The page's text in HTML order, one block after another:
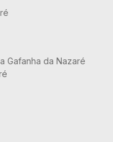
Gafanha da Nazaré